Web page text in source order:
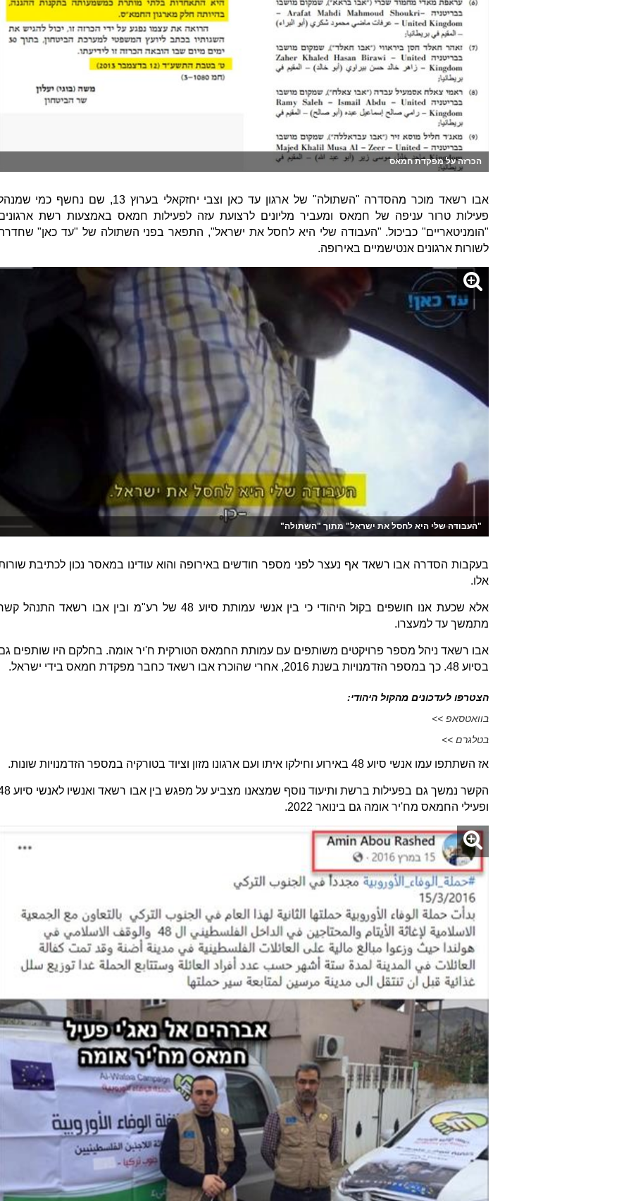
הכרזה על מפקדת חמאס
אבו רשאד מוכר מהסדרה "השתולה" של ארגון עד כאן וצבי יחזקאלי בערוץ 13, שם נחשף כמי
פעילות טרור עניפה של חמאס ומעביר מליונים לרצועת עזה לפעילות חמאס באמצעות רשת
"הומניטאריים" כביכול. "העבודה שלי היא לחסל את ישראל", התפאר בפני השתולה של "עד כאן"
לשורות ארגונים אנטישמיים באירופה.
"העבודה שלי היא לחסל את ישראל" מתוך "השתולה"
בעקבות הסדרה אבו רשאד אף נעצר לפני מספר חודשים באירופה והוא עודינו במאסר נכון לכתיבת
אלו.
אלא שכעת אנו חושפים בקול היהודי כי בין אנשי עמותת סיוע 48 של רע"מ ובין אבו רשאד התנהל
מתמשך עד למעצרו.
אבו רשאד ניהל מספר פרויקטים משותפים עם עמותת החמאס הטורקית ח'יר אומה. בחלקם היו שותפים
בסיוע 48. כך במספר הזדמנויות בשנת 2016, אחרי שהוכרז אבו רשאד כחבר מפקדת חמאס בידי ישראל.
הצטרפו לעדכונים מהקול היהודי:
בוואטסאפ >>
בטלגרם >>
אז השתתפו עמו אנשי סיוע 48 באירוע וחילקו איתו ועם ארגונו מזון וציוד בטורקיה במספר הזדמנויות שונות.
הקשר נמשך גם בפעילות ברשת ותיעוד נוסף שמצאנו מצביע על מפגש
ופעילי החמאס מח'יר אומה גם בינואר 2022.